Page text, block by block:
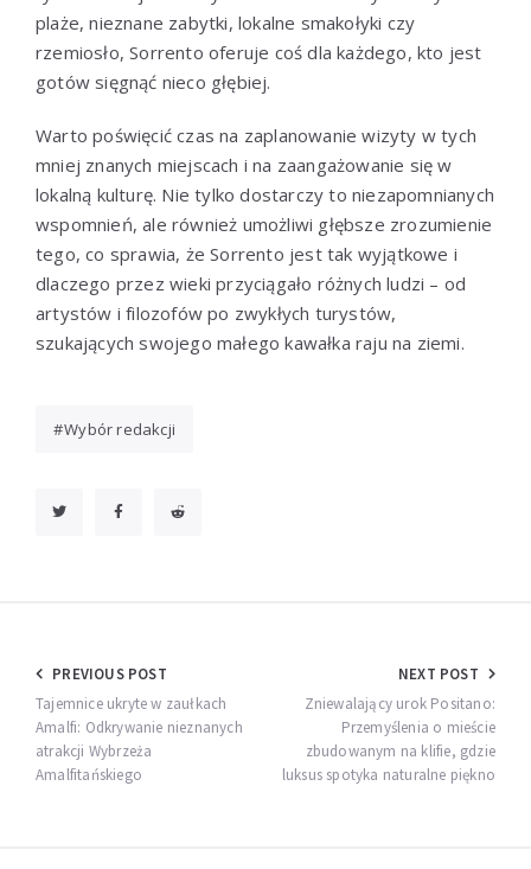
plaże, nieznane zabytki, lokalne smakołyki czy
rzemiosło, Sorrento oferuje coś dla każdego, kto jest
gotów sięgnąć nieco głębiej.
Warto poświęcić czas na zaplanowanie wizyty w tych
mniej znanych miejscach i na zaangażowanie się w
lokalną kulturę. Nie tylko dostarczy to niezapomnianych
wspomnień, ale również umożliwi głębsze zrozumienie
tego, co sprawia, że Sorrento jest tak wyjątkowe i
dlaczego przez wieki przyciągało różnych ludzi – od
artystów i filozofów po zwykłych turystów,
szukających swojego małego kawałka raju na ziemi.
Wybór redakcji
Nawigacja
wpisu
PREVIOUS POST
Tajemnice ukryte w zaułkach
Amalfi: Odkrywanie nieznanych
atrakcji Wybrzeża
Amalfitańskiego
NEXT POST
Zniewalający urok Positano:
Przemyślenia o mieście
zbudowanym na klifie, gdzie
luksus spotyka naturalne piękno